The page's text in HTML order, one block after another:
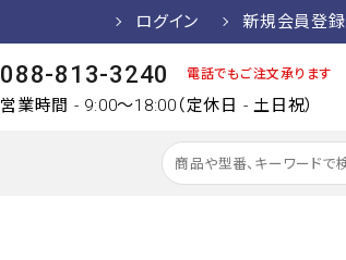
ログイン 新規会員登録
088-813-3240 電話でもご注文承ります
営業時間 - 9:00～18:00（定休日 - 土日祝）